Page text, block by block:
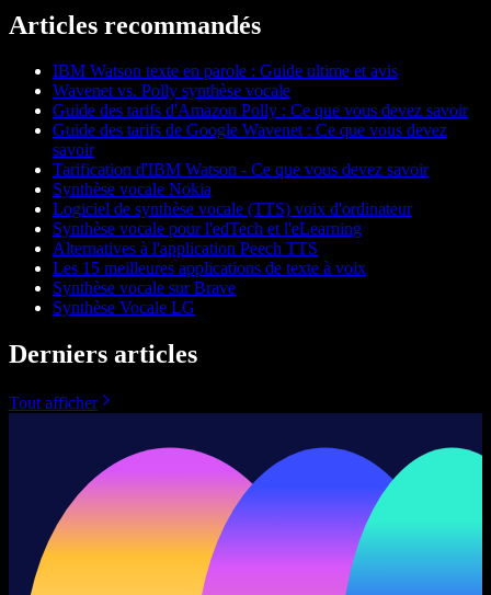
Articles recommandés
IBM Watson texte en parole : Guide ultime et avis
Wavenet vs. Polly synthèse vocale
Guide des tarifs d'Amazon Polly : Ce que vous devez savoir
Guide des tarifs de Google Wavenet : Ce que vous devez
savoir
Tarification d'IBM Watson - Ce que vous devez savoir
Synthèse vocale Nokia
Logiciel de synthèse vocale (TTS) voix d'ordinateur
Synthèse vocale pour l'edTech et l'eLearning
Alternatives à l'application Peech TTS
Les 15 meilleures applications de texte à voix
Synthèse vocale sur Brave
Synthèse Vocale LG
Derniers articles
Tout afficher